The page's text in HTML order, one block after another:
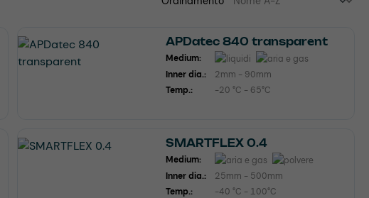
APDatec 840 transparent
Medium:
Inner dia.:
2mm - 90mm
Temp.:
-20 °C - 65°C
SMARTFLEX 0.4
Medium:
Inner dia.:
25mm - 500mm
Temp.:
-40 °C - 100°C